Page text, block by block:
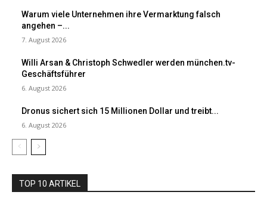
Warum viele Unternehmen ihre Vermarktung falsch
angehen –...
7. August 2026
Willi Arsan & Christoph Schwedler werden münchen.tv-
Geschäftsführer
6. August 2026
Dronus sichert sich 15 Millionen Dollar und treibt...
6. August 2026
TOP 10 ARTIKEL